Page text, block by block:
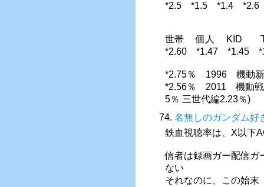
*2.5 *1.5 *1.4
世帯 個人
*2.60 *1.47 *1.45
*2.75％ 1996 機動新
*2.56％ 2011 機動戦
5％ 三世代編2.23％)
74. 名無しのガンダム好
鉄血視聴率は、X以下
信者は録画ガー配信ガ
ない
それなのに、この始末